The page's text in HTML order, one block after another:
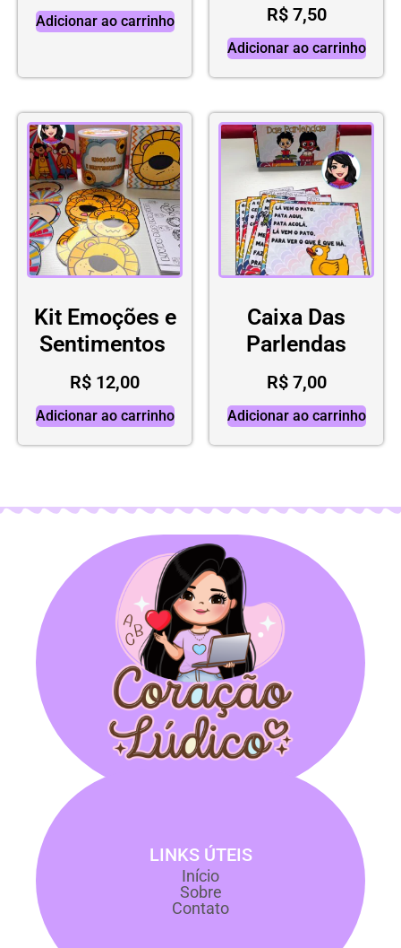
Adicionar ao carrinho R$7,50
Adicionar ao carrinho
Kit Emoções e
Sentimentos
R$ 12,00
Adicionar ao carrinho
Caixa Das
Parlendas
R$7,00
Adicionar ao carrinho
LINKS ÚTEIS
Início
Sobre
Contato